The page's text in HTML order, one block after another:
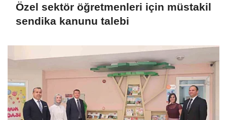
Özel sektör öğretmenleri için müstakil
sendika kanunu talebi